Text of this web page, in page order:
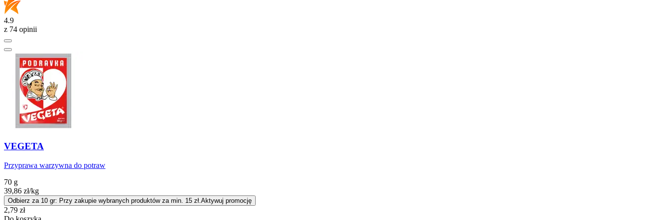
4.9
z 74 opinii
VEGETA
Przyprawa warzywna do potraw
70 g
39,86 zł/kg
Odbierz za 10 gr: Przy zakupie wybranych produktów za min. 15 zł.Aktywuj promocję
Cena
2,79 zł